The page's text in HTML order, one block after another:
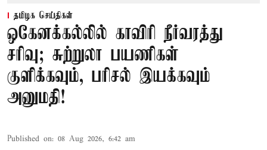
தமிழக செய்திகள்
ஒகேனக்கல்லில் காவிரி நீர்வரத்து
சரிவு; சுற்றுலா பயணிகள்
குளிக்கவும், பரிசல் இயக்கவும்
அனுமதி!
Published on: 08 Aug 2026, 6:42 am